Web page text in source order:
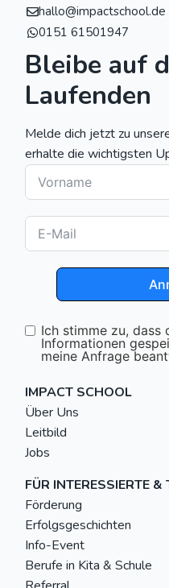
hallo@impactschool.de
0151 61501947
Bleibe auf
Laufenden
Melde dich jetzt zu
erhalte die wichtigsten
Ich stimme zu,
Informationen
meine Anfrage
IMPACT SCHOOL
Über Uns
Leitbild
Jobs
FÜR INTERESSIERTE &
Förderung
Erfolgsgeschichten
Info-Event
Berufe in Kita & Schule